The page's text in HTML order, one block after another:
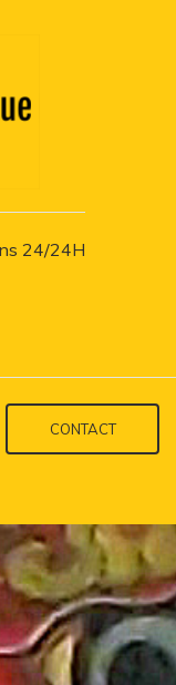
24/24H
CONTACT